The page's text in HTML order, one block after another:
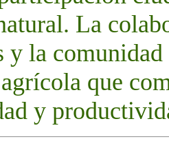
La
y la
que
y